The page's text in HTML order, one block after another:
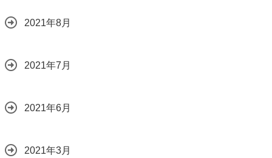
2021年8月
2021年7月
2021年6月
2021年3月